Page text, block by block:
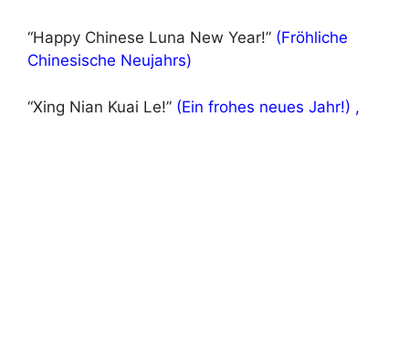
“Happy Chinese Luna New Year!” (Fröhliche
Chinesische Neujahrs)
“Xing Nian Kuai Le!” (Ein frohes neues Jahr!) ,